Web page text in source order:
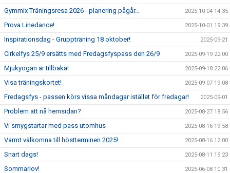
Gymmix Träningsresa 2026 - planering pågår... 2025-10-04 14:35
Prova Linedance! 2025-10-01 19:39
Inspirationsdag - Gruppträning 18 oktober! 2025-09-21
Cirkelfys 25/9 ersätts med Fredagsfyspass den 26/9 2025-09-19 22:00
Mjukyogan är tillbaka! 2025-09-18 22:06
Visa träningskortet! 2025-09-07 19:08
Fredagsfys - passen körs vissa måndagar istället för fredagar! 2025-09-01
Problem att nå hemsidan? 2025-08-27 18:56
Vi smygstartar med pass utomhus 2025-08-16 19:58
Varmt välkomna till höstterminen 2025! 2025-08-16 12:00
Snart dags! 2025-08-11 19:23
Sommarlov! 2025-06-08 10:31